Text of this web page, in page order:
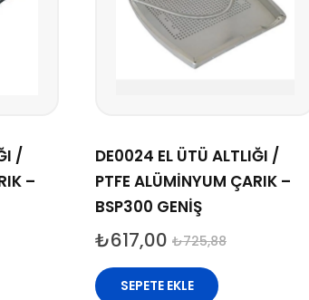
/
–
DE0024 EL ÜTÜ ALTLIĞI /
PTFE ALÜMİNYUM ÇARIK –
BSP300 GENİŞ
₺725,88
₺617,00
SEPETE EKLE